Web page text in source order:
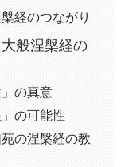
経のつながり
般涅槃経の
の真意
の可能性
の涅槃経の教